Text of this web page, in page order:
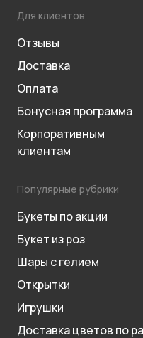
Для клиентов
Отзывы
Доставка
Оплата
Бонусная программа
Корпоративным
клиентам
Популярные рубрики
Букеты по акции
Букет из роз
Шары с гелием
Открытки
Игрушки
Доставка цветов по